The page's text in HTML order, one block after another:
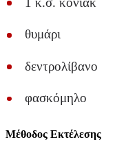
θυμάρι
δεντρολίβανο
φασκόμηλο
Μέθοδος Εκτέλεσης